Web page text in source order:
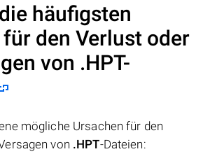
häufigsten
den Verlust oder
von .HPT-
mögliche Ursachen für den
von .HPT-Dateien: